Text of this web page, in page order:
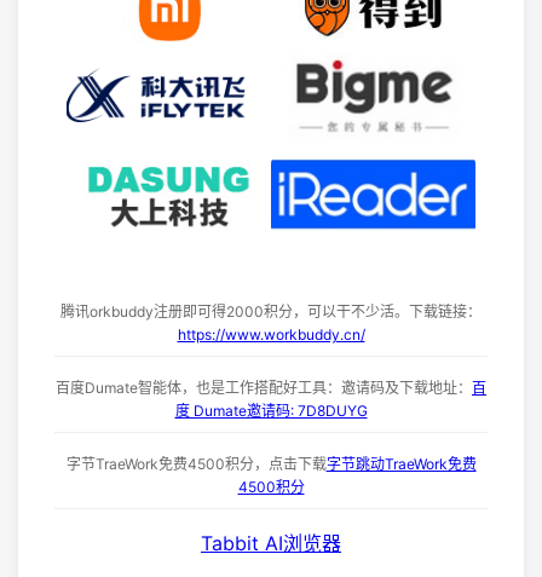
腾讯orkbuddy注册即可得2000积分，可以干不少活。下载链接：
https://www.workbuddy.cn/
百度Dumate智能体，也是工作搭配好工具：邀请码及下载地址： 百
度 Dumate邀请码: 7D8DUYG
字节TraeWork免费4500积分，点击下载字节跳动TraeWork免费
4500积分
Tabbit AI浏览器